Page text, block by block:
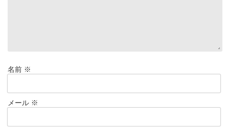
名前 ※
メール ※